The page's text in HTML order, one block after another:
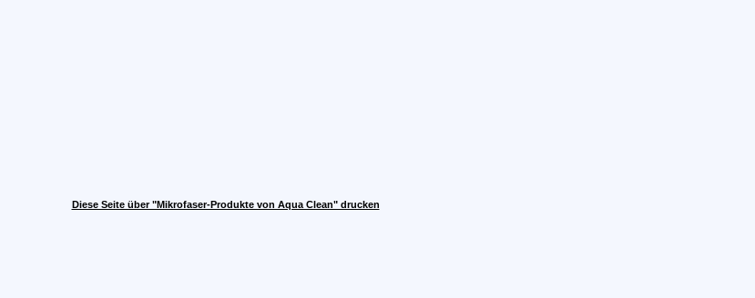
Diese Seite über "Mikrofaser-Produkte von Aqua Clean" drucken